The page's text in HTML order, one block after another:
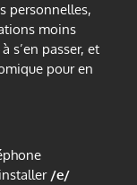
personnelles,
moins
s’en passer, et
pour en
/e/